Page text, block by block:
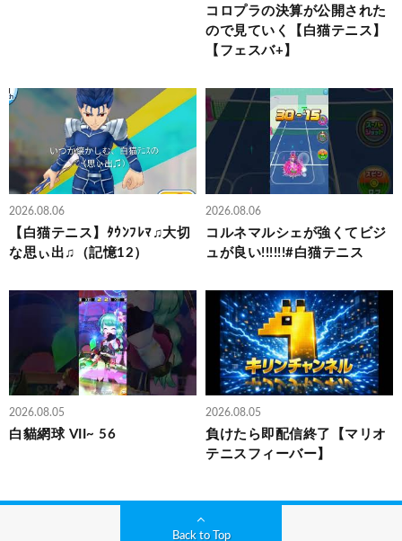
コロプラの決算が公開された
ので見ていく【白猫テニス】
【フェスバ+】
2026.08.06
【白猫テニス】ﾀｳﾝﾌﾚﾏ♫大切
な思ぃ出♫（記憶12）
2026.08.06
コルネマルシェが強くてビジ
ュが良い!!!!!!#白猫テニス
2026.08.05
白貓網球 VII~ 56
2026.08.05
負けたら即配信終了【マリオ
テニスフィーバー】
Back to Top